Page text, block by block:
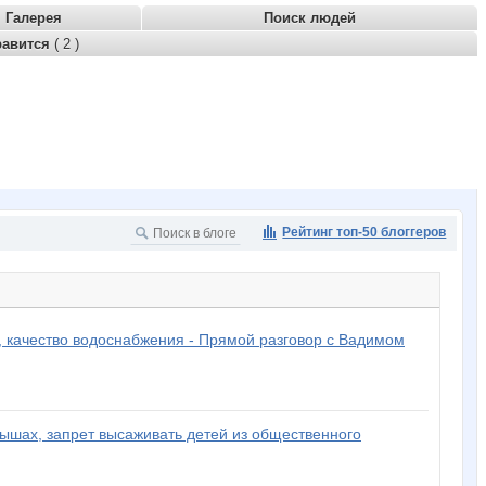
Галерея
Поиск людей
( 2 )
Рейтинг топ-50 блоггеров
водоснабжения - Прямой разговор с Вадимом
запрет высаживать детей из общественного